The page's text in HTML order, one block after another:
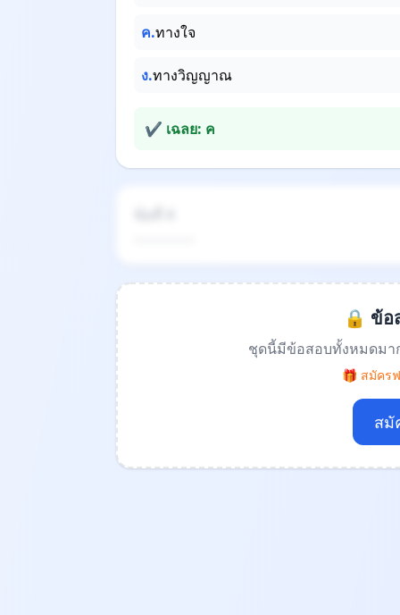
ค.ทางใจ
ง.ทางวิญญาณ
✔ เฉลย: ค
🔒 ข้อ
ชุดนี้มีข้อสอบทั้งหมดมา
🎁 สมัคร
สมั